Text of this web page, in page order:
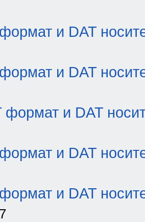
и DAT
и DAT
формат и DAT
и DAT
и DAT